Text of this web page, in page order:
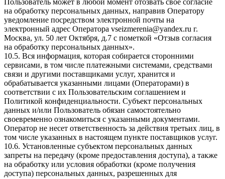
Пользователь может в любой момент отозвать свое согласие
на обработку персональных данных, направив Оператору
уведомление посредством электронной почты на
электронный адрес Оператора vseizmerenia@yandex.ru г.
Москва, ул. 50 лет Октября, д.7 с пометкой «Отзыв согласия
на обработку персональных данных».
10.5. Вся информация, которая собирается сторонними
сервисами, в том числе платежными системами, средствами
связи и другими поставщиками услуг, хранится и
обрабатывается указанными лицами (Операторами) в
соответствии с их Пользовательским соглашением и
Политикой конфиденциальности. Субъект персональных
данных и/или Пользователь обязан самостоятельно
своевременно ознакомиться с указанными документами.
Оператор не несет ответственность за действия третьих лиц, в
том числе указанных в настоящем пункте поставщиков услуг.
10.6. Установленные субъектом персональных данных
запреты на передачу (кроме предоставления доступа), а также
на обработку или условия обработки (кроме получения
доступа) персональных данных, разрешенных для